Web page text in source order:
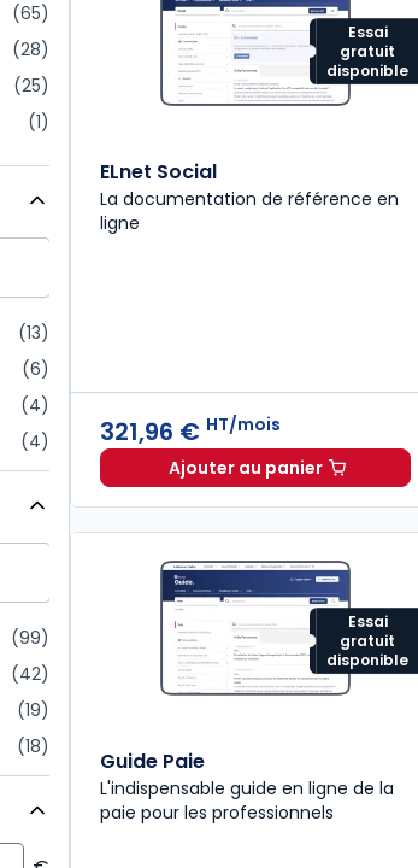
65
28
25
1
13
6
4
4
4
3
3
99
42
19
18
15
13
12
Essai
gratuit
disponible
ELnet Social
La documentation de référence en
ligne
321,96 € HT/mois
Ajouter au panier
ELnet Social à
Essai
gratuit
disponible
Guide Paie
L'indispensable guide en ligne de la
paie pour les professionnels